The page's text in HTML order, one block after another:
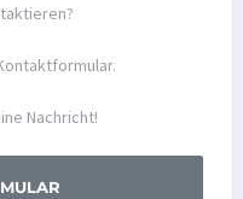
Nachricht!